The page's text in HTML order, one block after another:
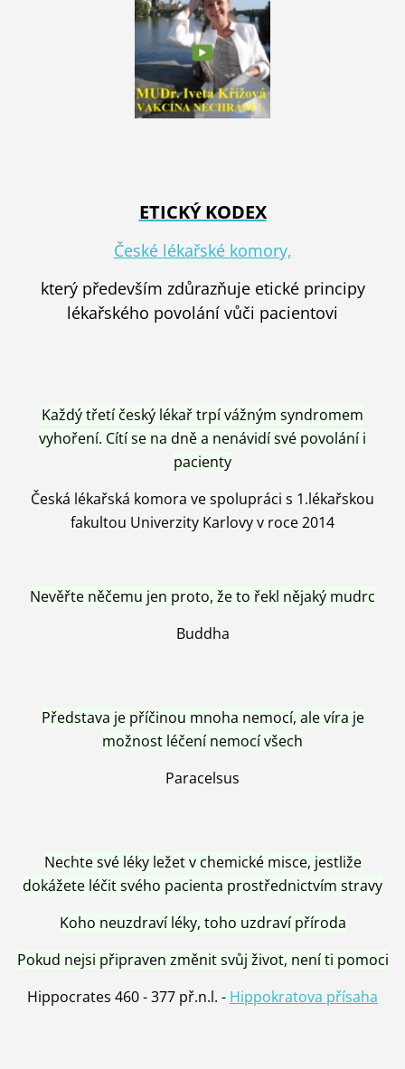
ETICKÝ KODEX
České lékařské komory,
který především zdůrazňuje etické principy
lékařského povolání vůči pacientovi
Každý třetí český lékař trpí vážným syndromem
vyhoření. Cítí se na dně a nenávidí své povolání i
pacienty
Česká lékařská komora ve spolupráci s 1.lékařskou
fakultou Univerzity Karlovy v roce 2014
Nevěřte něčemu jen proto, že to řekl nějaký mudrc
Buddha
Představa je příčinou mnoha nemocí, ale víra je
možnost léčení nemocí všech
Paracelsus
Nechte své léky ležet v chemické misce, jestliže
dokážete léčit svého pacienta prostřednictvím stravy
Koho neuzdraví léky, toho uzdraví příroda
Pokud nejsi připraven změnit svůj život, není ti pomoci
Hippocrates 460 - 377 př.n.l. - Hippokratova přísaha